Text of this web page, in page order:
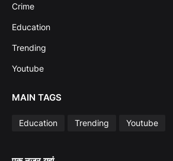
Crime
Education
Trending
Youtube
MAIN TAGS
Education Trending Youtube